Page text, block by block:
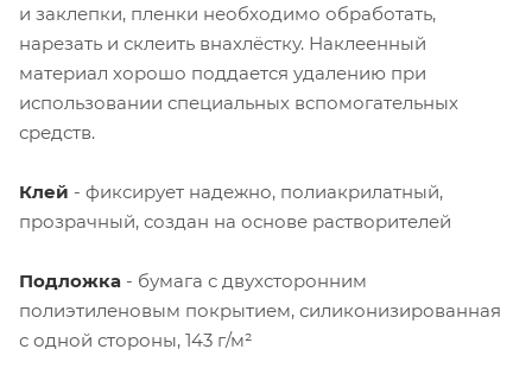
и заклепки, пленки необходимо обработать,
нарезать и склеить внахлёстку. Наклеенный
материал хорошо поддается удалению при
использовании специальных вспомогательных
средств.
Клей - фиксирует надежно, полиакрилатный,
прозрачный, создан на основе растворителей
Подложка - бумага с двухсторонним
полиэтиленовым покрытием, силиконизированная
с одной стороны, 143 г/м²